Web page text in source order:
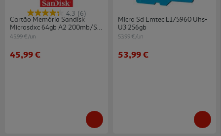
4.3 (6)
Cartão Memória Sandisk
Microsdxc 64gb A2 200mb/s
V30
45.99 €/un
45,99 €
Micro Sd Emtec E175960 Uhs-
U3 256gb
53.99 €/un
53,99 €